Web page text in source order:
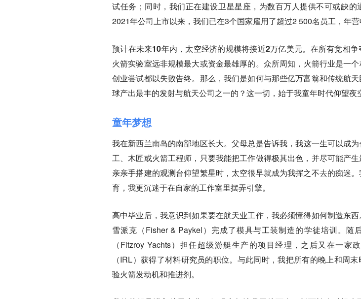
试任务；同时，我们正在建设卫星星座，为数百万人提供不可或缺的
2021年公司上市以来，我们已在3个国家雇用了超过2 500名员工，年营
预计在未来10年内，太空经济的规模将接近2万亿美元。 在所有竞相争
火箭实验室远非规模最大或资金最雄厚的。众所周知，火箭行业是一
创业尝试都以失败告终。那么，我们是如何与那些亿万富翁和传统航
球产出最丰的发射与航天公司之一的？这一切，始于我童年时代仰望夜
童年梦想
我在新西兰南岛的南部地区长大。父母总是告诉我，我这一生可以成
工、木匠或火箭工程师，只要我能把工作做得极其出色，并尽可能产
亲亲手搭建的观测台仰望繁星时，太空很早就成为我挥之不去的痴迷
育，我更沉迷于在自家的工作室里摆弄引擎。
高中毕业后，我意识到如果要在航天业工作，我必须懂得如何制造东
雪派克（Fisher & Paykel）完成了模具与工装制造的学徒培训。随
（Fitzroy Yachts）担任超级游艇生产的项目经理，之后又在一
（IRL）获得了材料研究员的职位。与此同时，我把所有的晚上和周
验火箭发动机和推进剂。